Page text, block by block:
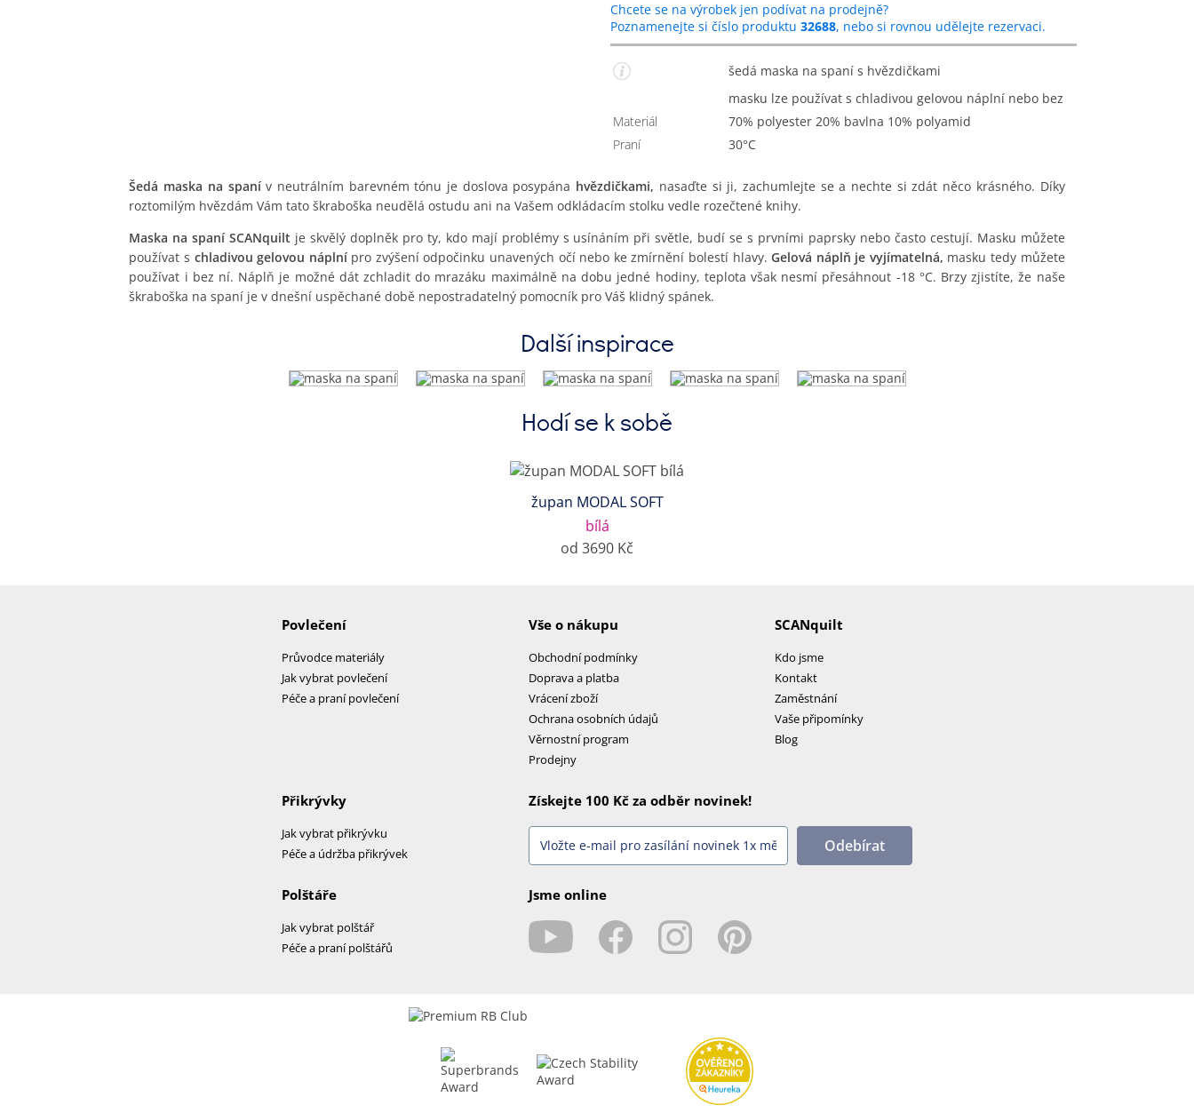
Chcete se na výrobek jen podívat na prodejně?
Poznamenejte si číslo produktu 32688, nebo si rovnou udělejte rezervaci.
šedá maska na spaní s hvězdičkami
masku lze používat s chladivou gelovou náplní nebo bez
Materiál
70% polyester 20% bavlna 10% polyamid
Praní
30°C
Šedá maska na spanív neutrálním barevném tónu je doslova posypána hvězdičkami, nasaďte si ji, zachumlejte se a nechte si zdát něco krásného. Díky
roztomilým hvězdám Vám tato škraboška neudělá ostudu ani na Vašem odkládacím stolku vedle rozečtené knihy.
Maska na spaní SCANquilt je skvělý doplněk pro ty, kdo mají problémy s usínáním při světle, budí se s prvními paprsky nebo často cestují. Masku můžete
používat s chladivou gelovou náplnípro zvýšení odpočinku unavených očí nebo ke zmírnění bolestí hlavy.Gelová náplň je vyjímatelná, masku tedy můžete
používat i bez ní. Náplň je možné dát zchladit do mrazáku maximálně na dobu jedné hodiny, teplota však nesmí přesáhnout -18 °C. Brzy zjistíte, že naše
škraboška na spaní je v dnešní uspěchané době nepostradatelný pomocník pro Váš klidný spánek.
Další inspirace
Hodí se k sobě
župan MODAL SOFT
bílá
od 3690 Kč
Povlečení
Průvodce materiály
Jak vybrat povlečení
Péče a praní povlečení
Vše o nákupu
Obchodní podmínky
Doprava a platba
Vrácení zboží
Ochrana osobních údajů
Věrnostní program
Prodejny
SCANquilt
Kdo jsme
Kontakt
Zaměstnání
Vaše připomínky
Blog
Přikrývky
Jak vybrat přikrývku
Péče a údržba přikrývek
Polštáře
Jak vybrat polštář
Péče a praní polštářů
Získejte 100 Kč za odběr novinek!
Odebírat
Jsme online